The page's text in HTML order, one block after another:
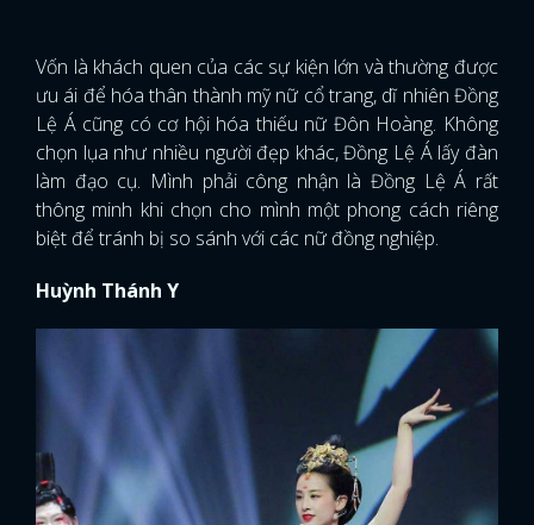
Vốn là khách quen của các sự kiện lớn và thường được
ưu ái để hóa thân thành mỹ nữ cổ trang, dĩ nhiên Đồng
Lệ Á cũng có cơ hội hóa thiếu nữ Đôn Hoàng. Không
chọn lụa như nhiều người đẹp khác, Đồng Lệ Á lấy đàn
làm đạo cụ. Mình phải công nhận là Đồng Lệ Á rất
thông minh khi chọn cho mình một phong cách riêng
biệt để tránh bị so sánh với các nữ đồng nghiệp.
Huỳnh Thánh Y